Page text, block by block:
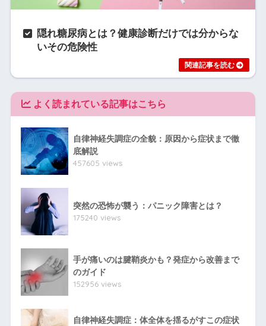
隠れ糖尿病とは？健康診断だけでは分からな
いその危険性
よく読まれている記事はこちら
自律神経失調症の全貌：原因から症状まで徹
底解説
457605 views
突然の恐怖が襲う：パニック障害とは？
175240 views
手が痛いのは腱鞘炎かも？発症から改善まで
のガイド
152956 views
自律神経失調症：体全体を揺るがすこの症状